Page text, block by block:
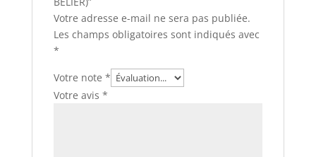
Votre adresse e-mail ne sera pas publiée.
Les champs obligatoires sont indiqués avec
*
Votre note *
Votre avis *